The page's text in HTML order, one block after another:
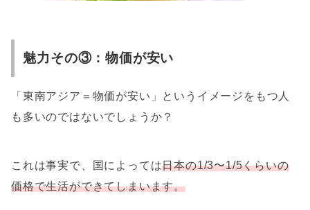
魅力その③：物価が安い
「東南アジア＝物価が安い」というイメージをもつ人
も多いのではないでしょうか？
これは事実で、国によっては日本の1/3〜1/5くらいの
価格で生活ができてしまいます。